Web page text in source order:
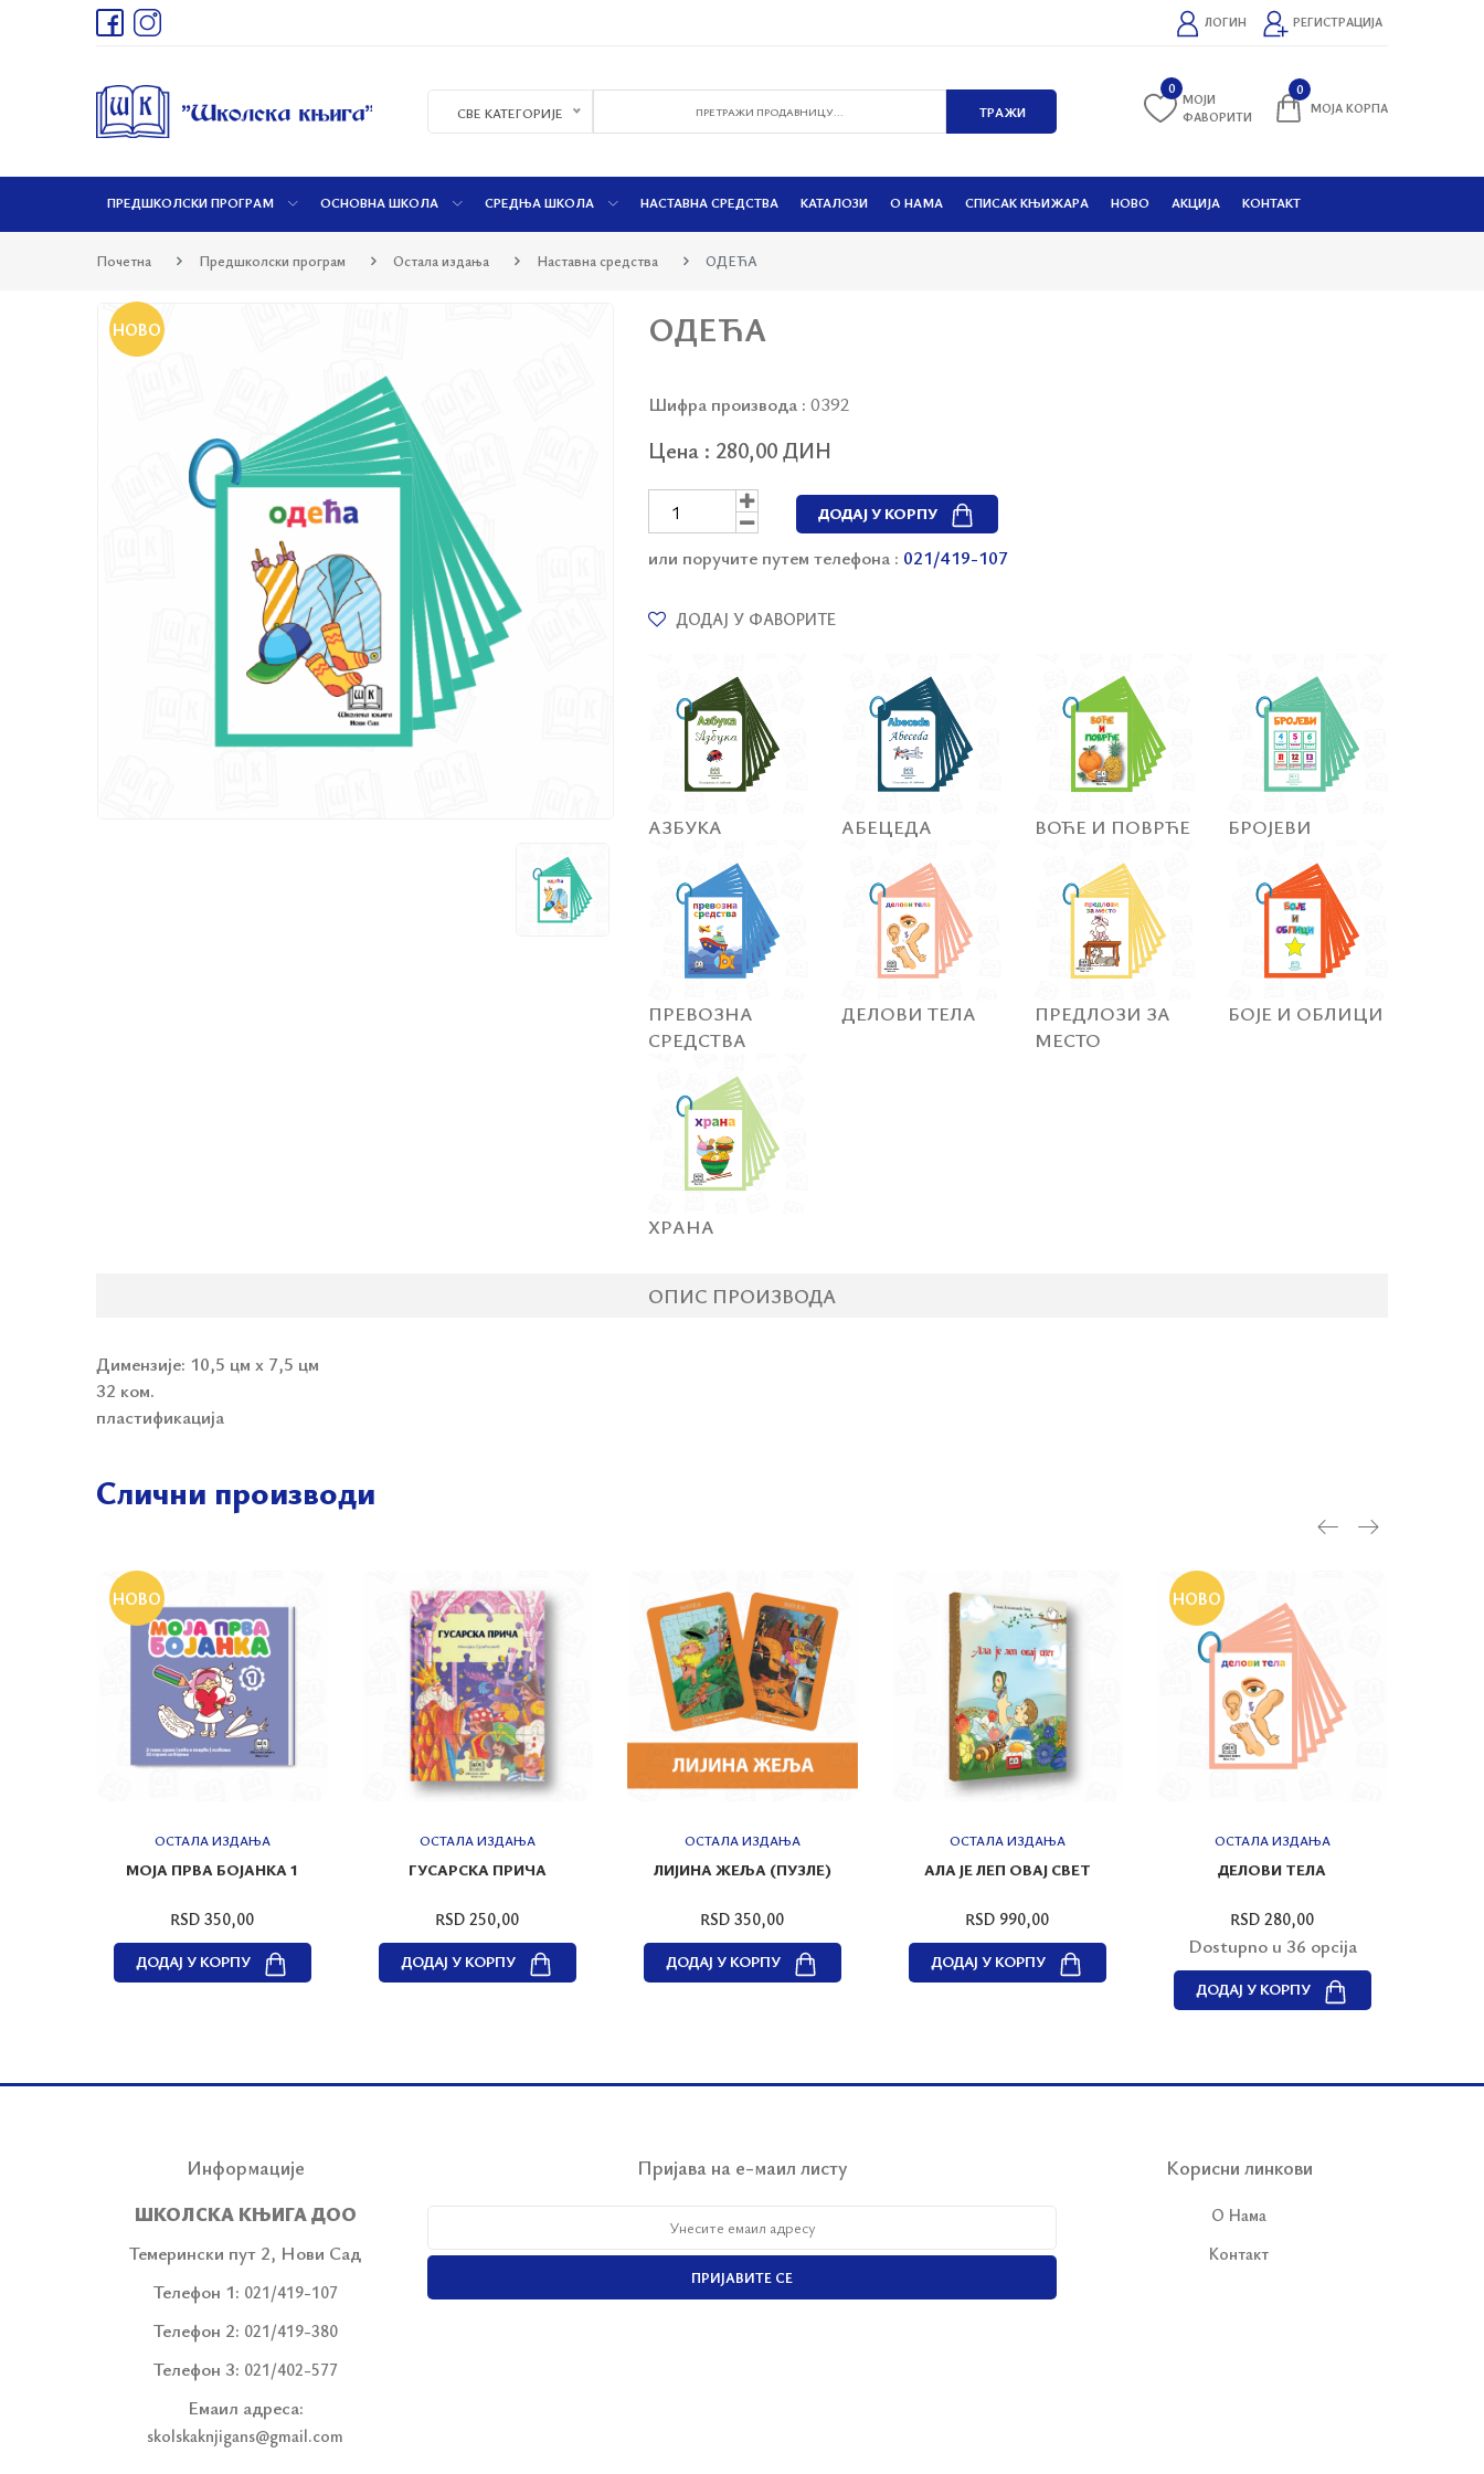
ЛОГИН РЕГИСТРАЦИЈА
СВЕ КАТЕГОРИЈЕ
0
МОЈИ
ФАВОРИТИ
0
МОЈА КОРПА
ПРЕДШКОЛСКИ ПРОГРАМ ОСНОВНА ШКОЛА СРЕДЊА ШКОЛА НАСТАВНА СРЕДСТВА КАТАЛОЗИ О НАМА СПИСАК КЊИЖАРА НОВО АКЦИЈА КОНТАКТ
Почетна Предшколски програм Остала издања Наставна средства ОДЕЋА
НОВО ОДЕЋА
Шифра производа : 0392
Цена : 280,00 ДИН
ДОДАЈ У КОРПУ
или поручите путем телефона : 021/419-107
ДОДАЈ У ФАВОРИТЕ
АЗБУКА АБЕЦЕДА ВОЋЕ И ПОВРЋЕ БРОЈЕВИ
ПРЕВОЗНА
СРЕДСТВА
ДЕЛОВИ ТЕЛА
ПРЕДЛОЗИ ЗА
МЕСТО
БОЈЕ И ОБЛИЦИ
ХРАНА
ОПИС ПРОИЗВОДА
Димензије: 10,5 цм х 7,5 цм
32 ком.
пластификација
Слични производи
НОВО
ОСТАЛА ИЗДАЊА
МОЈА ПРВА БОЈАНКА 1
RSD 350,00
ДОДАЈ У КОРПУ
ОСТАЛА ИЗДАЊА
ГУСАРСКА ПРИЧА
RSD 250,00
ДОДАЈ У КОРПУ
ОСТАЛА ИЗДАЊА
ЛИЈИНА ЖЕЉА (ПУЗЛЕ)
RSD 350,00
ДОДАЈ У КОРПУ
ОСТАЛА ИЗДАЊА
АЛА ЈЕ ЛЕП ОВАЈ СВЕТ
RSD 990,00
ДОДАЈ У КОРПУ
НОВО
ОСТАЛА ИЗДАЊА
ДЕЛОВИ ТЕЛА
RSD 280,00
Dostupno u 36 opcija
ДОДАЈ У КОРПУ
Информације
ШКОЛСКА КЊИГА ДОО
Темерински пут 2, Нови Сад
Телефон 1: 021/419-107
Телефон 2: 021/419-380
Телефон 3: 021/402-577
Емаил адреса:
skolskaknjigans@gmail.com
Пријава на е-маил листу
ПРИЈАВИТЕ СЕ
Корисни линкови
О Нама
Контакт